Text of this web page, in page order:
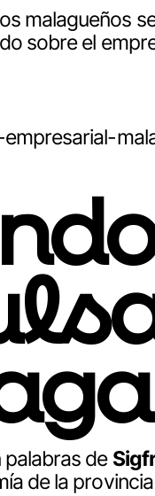
malagueños
sobre el
palabras de
de la